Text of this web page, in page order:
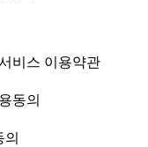
비스 이용약관
동의